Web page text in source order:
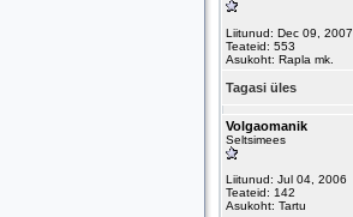
Liitunud: Dec 09, 2007
Teateid: 553
Asukoht: Rapla mk.
Tagasi üles
Volgaomanik
Seltsimees
Liitunud: Jul 04, 2006
Teateid: 142
Asukoht: Tartu